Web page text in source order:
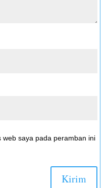
saya pada peramban ini